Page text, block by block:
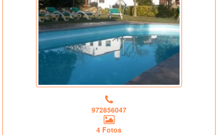
972856047
4 Fotos